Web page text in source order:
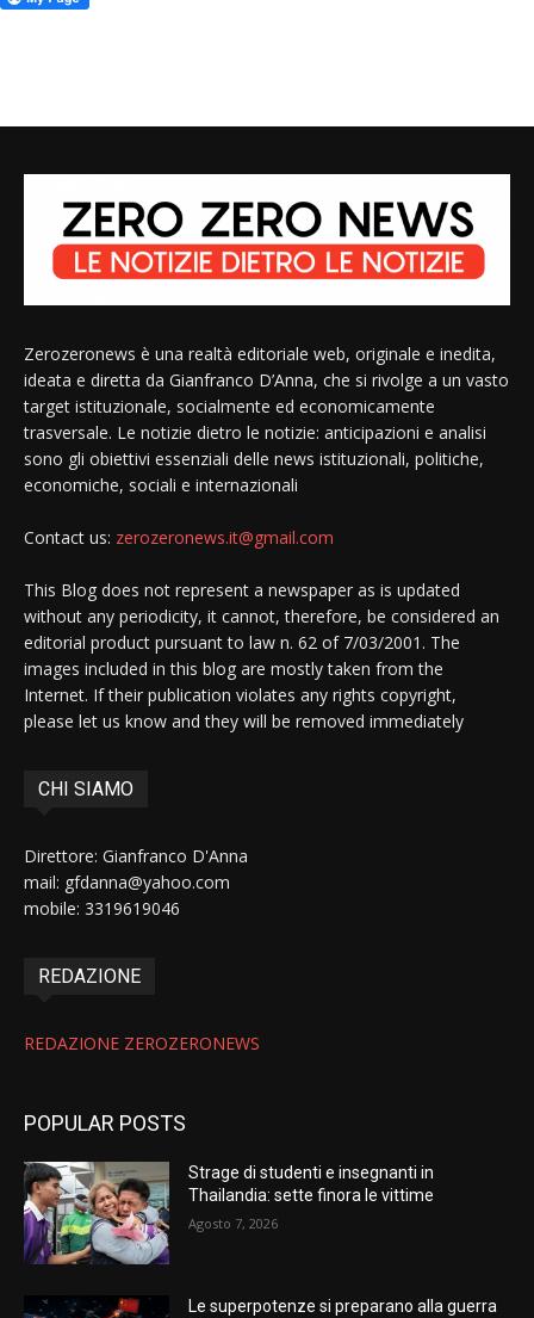
Zerozeronews è una realtà editoriale web, originale e inedita,
ideata e diretta da Gianfranco D’Anna, che si rivolge a un vasto
target istituzionale, socialmente ed economicamente
trasversale. Le notizie dietro le notizie: anticipazioni e analisi
sono gli obiettivi essenziali delle news istituzionali, politiche,
economiche, sociali e internazionali
Contact us: zerozeronews.it@gmail.com
This Blog does not represent a newspaper as is updated
without any periodicity, it cannot, therefore, be considered an
editorial product pursuant to law n. 62 of 7/03/2001. The
images included in this blog are mostly taken from the
Internet. If their publication violates any rights copyright,
please let us know and they will be removed immediately
CHI SIAMO
Direttore: Gianfranco D'Anna
mail: gfdanna@yahoo.com
mobile: 3319619046
REDAZIONE
REDAZIONE ZEROZERONEWS
POPULAR POSTS
Strage di studenti e insegnanti in
Thailandia: sette finora le vittime
Agosto 7, 2026
Le superpotenze si preparano alla guerra